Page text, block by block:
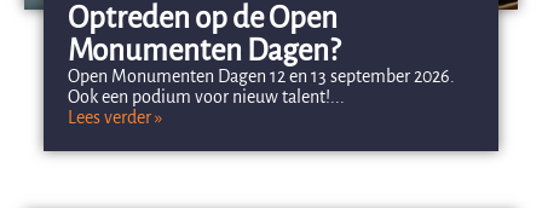
Optreden op de Open
Monumenten Dagen?
Open Monumenten Dagen 12 en 13 september 2026.
Ook een podium voor nieuw talent!...
Lees verder »